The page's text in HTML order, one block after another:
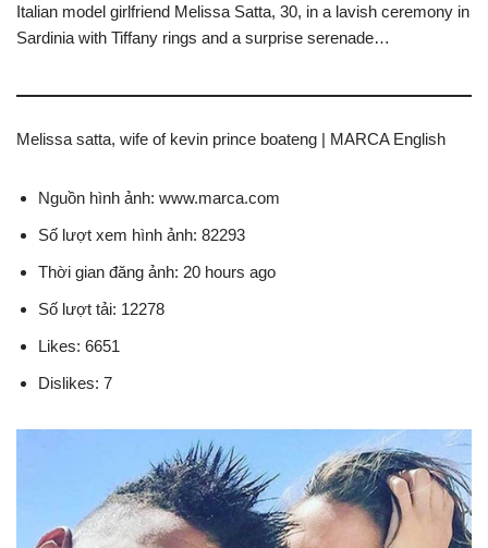
Italian model girlfriend Melissa Satta, 30, in a lavish ceremony in
Sardinia with Tiffany rings and a surprise serenade…
Melissa satta, wife of kevin prince boateng | MARCA English
Nguồn hình ảnh: www.marca.com
Số lượt xem hình ảnh: 82293
Thời gian đăng ảnh: 20 hours ago
Số lượt tải: 12278
Likes: 6651
Dislikes: 7